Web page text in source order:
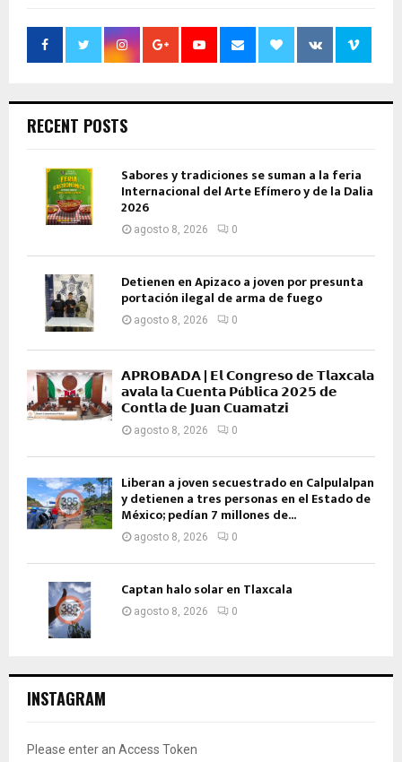
RECENT POSTS
Sabores y tradiciones se suman a la feria
Internacional del Arte Efímero y de la Dalia
2026
agosto 8, 2026 0
Detienen en Apizaco a joven por presunta
portación ilegal de arma de fuego
agosto 8, 2026 0
𝗔𝗣𝗥𝗢𝗕𝗔𝗗𝗔 | 𝗘𝗹 𝗖𝗼𝗻𝗴𝗿𝗲𝘀𝗼 𝗱𝗲 𝗧𝗹𝗮𝘅𝗰𝗮𝗹𝗮
𝗮𝘃𝗮𝗹𝗮 𝗹𝗮 𝗖𝘂𝗲𝗻𝘁𝗮 𝗣ú𝗯𝗹𝗶𝗰𝗮 𝟮𝟬𝟮𝟱 𝗱𝗲
𝗖𝗼𝗻𝘁𝗹𝗮 𝗱𝗲 𝗝𝘂𝗮𝗻 𝗖𝘂𝗮𝗺𝗮𝘁𝘇𝗶
agosto 8, 2026 0
Liberan a joven secuestrado en Calpulalpan
y detienen a tres personas en el Estado de
México; pedían 7 millones de...
agosto 8, 2026 0
Captan halo solar en Tlaxcala
agosto 8, 2026 0
INSTAGRAM
Please enter an Access Token